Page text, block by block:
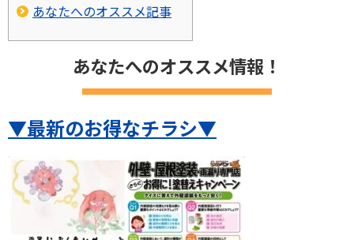
あなたへのオススメ記事
あなたへのオススメ情報！
▼最新のお得なチラシ▼